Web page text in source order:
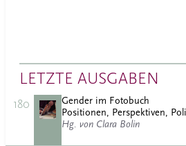
LETZTE AUSGABEN
180
Gender im Fotobuch
Positionen, Perspektiven,
Hg. von Clara Bolin